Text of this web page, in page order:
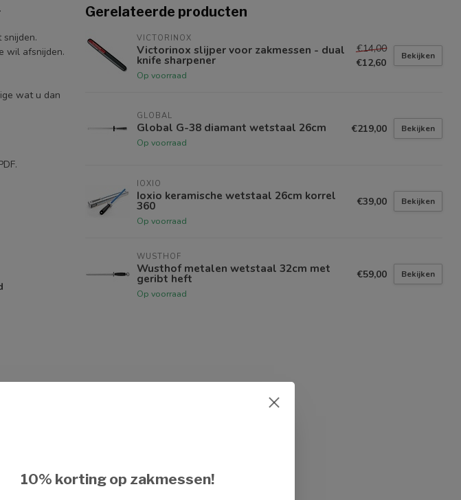
wil afsnijden.
wat u dan
Gerelateerde producten
VICTORINOX
Victorinox slijper voor zakmessen - dual
knife sharpener
Op voorraad
€14,00
€12,60
Bekijken
GLOBAL
Global G-38 diamant wetstaal 26cm
Op voorraad
€219,00 Bekijken
IOXIO
Ioxio keramische wetstaal 26cm korrel
360
Op voorraad
€39,00 Bekijken
WUSTHOF
Wusthof metalen wetstaal 32cm met
geribt heft
Op voorraad
€59,00 Bekijken
10% korting op zakmessen!